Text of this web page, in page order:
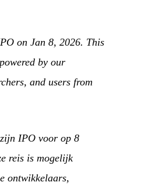
on Jan 8, 2026. This
by our
and users from
IPO voor op 8
reis is mogelijk
ontwikkelaars,